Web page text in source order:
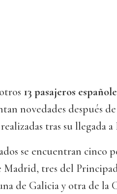
13 pasajeros
novedades después
tras su llegada a
se encuentran cinco
Madrid, tres del
de Galicia y otra de la